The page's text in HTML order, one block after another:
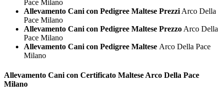
Pace Milano
Allevamento Cani con Pedigree Maltese Prezzi Arco Della
Pace Milano
Allevamento Cani con Pedigree Maltese Prezzo Arco Della
Pace Milano
Allevamento Cani con Pedigree Maltese Arco Della Pace
Milano
Allevamento Cani con Certificato Maltese Arco Della Pace
Milano